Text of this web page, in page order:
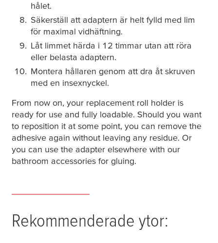
hålet.
Säkerställ att adaptern är helt fylld med lim
för maximal vidhäftning.
Låt limmet härda i 12 timmar utan att röra
eller belasta adaptern.
Montera hållaren genom att dra åt skruven
med en insexnyckel.
From now on, your replacement roll holder is
ready for use and fully loadable. Should you want
to reposition it at some point, you can remove the
adhesive again without leaving any residue. Or
you can use the adapter elsewhere with our
bathroom accessories for gluing.
Rekommenderade ytor: